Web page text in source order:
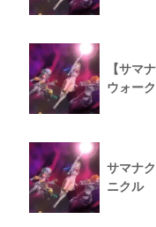
【サマ
ウォー
サマナ
ニクル